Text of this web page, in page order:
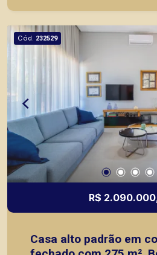
Ribeirão Preto.
Cód. 232529
R$
Casa alto padrão em